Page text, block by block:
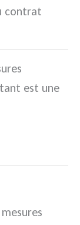
contrat
est une